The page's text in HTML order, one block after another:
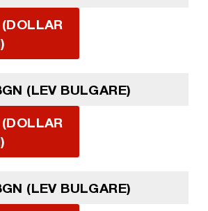
(LEV BULGARE)
(LEV BULGARE)